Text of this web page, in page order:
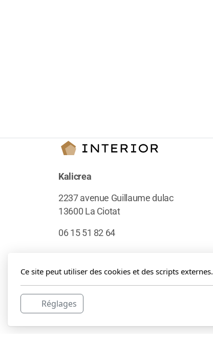
Kalicrea
2237 avenue Guillaume dulac
13600 La Ciotat
06 15 51 82 64
Ce site peut utiliser des cookies et des scripts externes.
Réglages